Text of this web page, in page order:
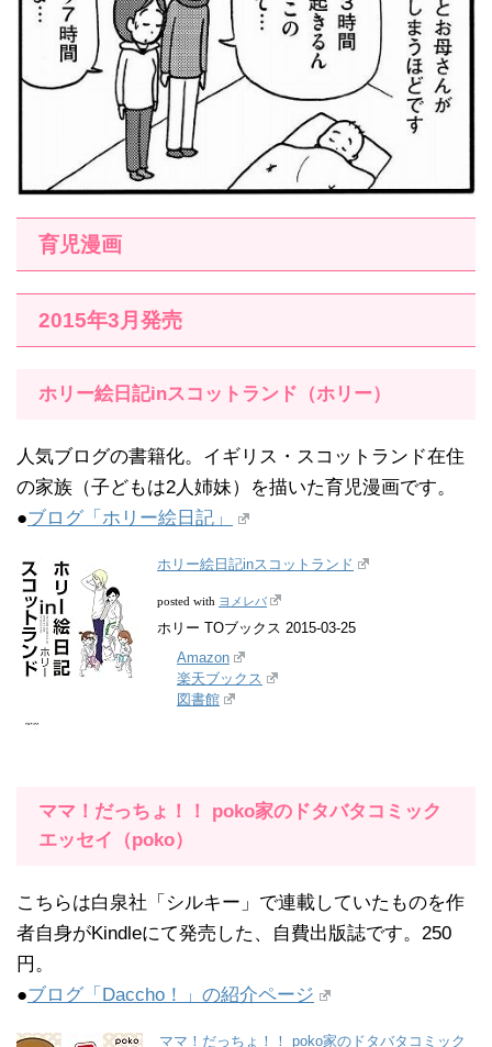
育児漫画
2015年3月発売
ホリー絵日記inスコットランド（ホリー）
人気ブログの書籍化。イギリス・スコットランド在住
の家族（子どもは2人姉妹）を描いた育児漫画です。
●ブログ「ホリー絵日記」
ホリー絵日記inスコットランド
posted with ヨメレバ
ホリー TOブックス 2015-03-25
Amazon
楽天ブックス
図書館
ママ！だっちょ！！ poko家のドタバタコミック
エッセイ（poko）
こちらは白泉社「シルキー」で連載していたものを作
者自身がKindleにて発売した、自費出版誌です。250
円。
●ブログ「Daccho！」の紹介ページ
ママ！だっちょ！！ poko家のドタバタコミック